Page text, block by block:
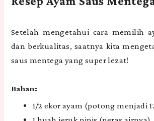
Setelah mengetahui cara memilih
dan berkualitas, saatnya kita
saus mentega yang super lezat!
Bahan:
1/2 ekor ayam (potong menjadi